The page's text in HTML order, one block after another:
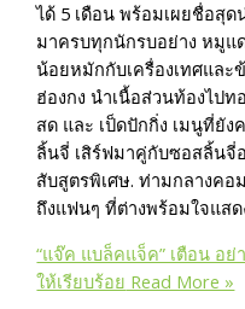
ได้ 5 เดือน พร้อมเผยชื่อสุด
มาครบทุกนักรบอย่าง หมูแ
น้อยหมักกับเครื่องเทศแล
ฮ่องกง นำเนื้อส่วนท้องไป
สด และ เป็ดปักกิ่ง เมนูที่ยั
ลิ้นจี่ เสิร์ฟมาคู่กับซอสลิ้นจี่
สับสูตรพิเศษ. ท่ามกลางคอ
ถึงแฟนๆ ที่ต่างพร้อมใจแส
“แจ๊ค แบล็คแจ็ค” เตือน อย่
ให้เรียบร้อย Read More »